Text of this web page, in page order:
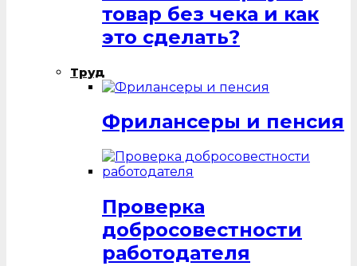
товар без чека и как
это сделать?
Труд
Фрилансеры и пенсия
Проверка
добросовестности
работодателя